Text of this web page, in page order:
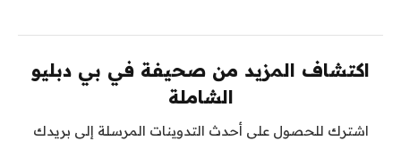
اكتشاف المزيد من صحيفة في بي دبليو
الشاملة
اشترك للحصول على أحدث التدوينات المرسلة إلى بريدك